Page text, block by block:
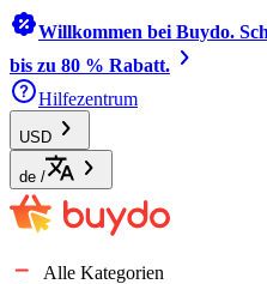
Willkommen bei Buydo.
bis zu 80 % Rabatt.
Hilfezentrum
USD
de /
Alle Kategorien